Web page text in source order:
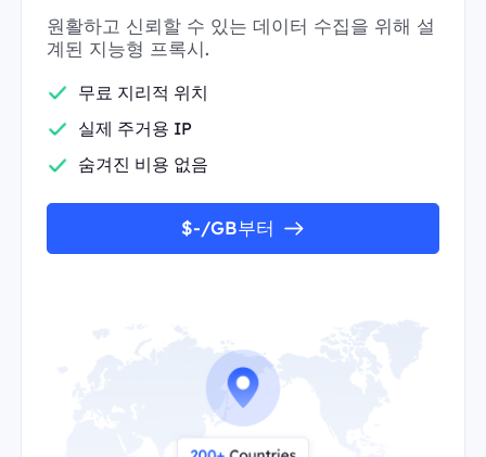
원활하고 신뢰할 수 있는 데이터 수집을 위해 설
계된 지능형 프록시.
무료 지리적 위치
실제 주거용 IP
숨겨진 비용 없음
$-/GB부터